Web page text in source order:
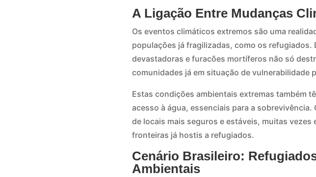
A Ligação Entre Mudanças
Os eventos climáticos extremos são uma
populações já fragilizadas, como os
devastadoras e furacões mortíferos não só
comunidades já em situação de vulnerabilidade
Estas condições ambientais extremas também
acesso à água, essenciais para a
de locais mais seguros e estáveis, muitas
fronteiras já hostis a refugiados.
Cenário Brasileiro:
Ambientais